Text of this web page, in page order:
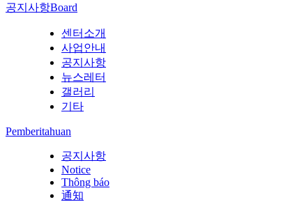
공지사항Board
센터소개
사업안내
공지사항
뉴스레터
갤러리
기타
Pemberitahuan
공지사항
Notice
Thông báo
通知